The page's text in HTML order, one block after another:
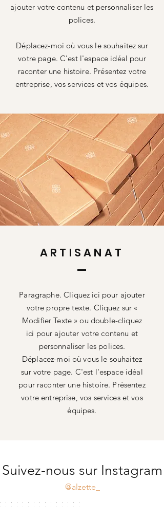
ajouter votre contenu et personnaliser les
polices.
Déplacez-moi où vous le souhaitez sur
votre page. C'est l'espace idéal pour
raconter une histoire. Présentez votre
entreprise, vos services et vos équipes.
ARTISANAT
Paragraphe. Cliquez ici pour ajouter
votre propre texte. Cliquez sur «
Modifier Texte » ou double-cliquez
ici pour ajouter votre contenu et
personnaliser les polices.
Déplacez-moi où vous le souhaitez
sur votre page. C'est l'espace idéal
pour raconter une histoire. Présentez
votre entreprise, vos services et vos
équipes.
Suivez-nous sur Instagram
@alzette_